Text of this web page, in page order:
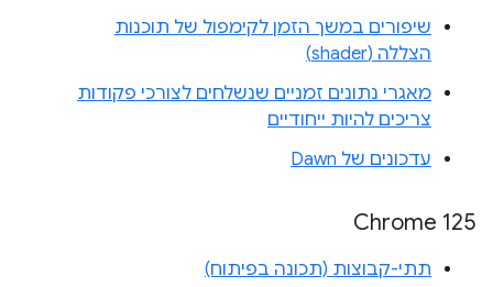
שיפורים במשך הזמן לקימפול של תוכנות
הצללה (shader)
מאגרי נתונים זמניים שנשלחים לצורכי פקודות
צריכים להיות ייחודיים
עדכונים של Dawn
‫Chrome 125
תתי-קבוצות (תכונה בפיתוח)